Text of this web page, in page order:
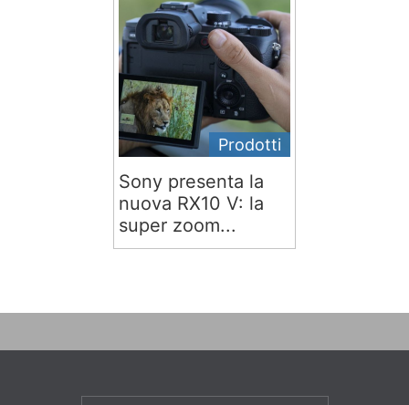
Prodotti
Sony presenta la
nuova RX10 V: la
super zoom...